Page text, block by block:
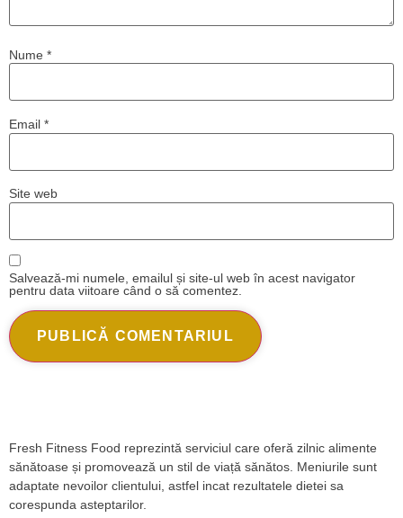
Nume *
Email *
Site web
Salvează-mi numele, emailul și site-ul web în acest navigator
pentru data viitoare când o să comentez.
Fresh Fitness Food reprezintă serviciul care oferă zilnic alimente
sănătoase și promovează un stil de viață sănătos. Meniurile sunt
adaptate nevoilor clientului, astfel incat rezultatele dietei sa
corespunda asteptarilor.